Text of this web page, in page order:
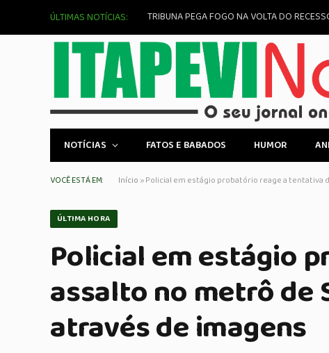
ÚLTIMAS NOTÍCIAS: Como Funciona a Bolsa de Valores e Seus
NOTÍCIAS FATOS E BABADOS HUMOR
VOCÊ ESTÁ EM: Início »Policial em estágio probatório reage a tentativa
ÚLTIMA HORA
Policial em estágio
assalto no metrô de
através de imagens